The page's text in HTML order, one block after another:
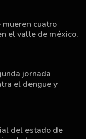
cuatro
el valle de méxico.
jornada
el dengue y
del estado de